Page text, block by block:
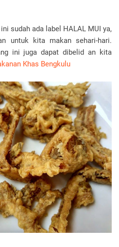
sudah ada label HALAL MUI ya,
untuk kita makan sehari-hari.
ini juga dapat dibelid an kita
Khas Bengkulu